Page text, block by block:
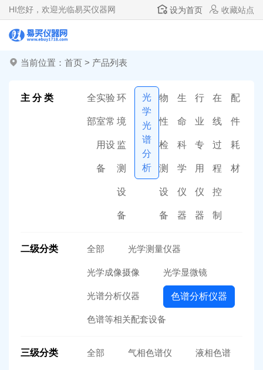
HI您好，欢迎光临易买仪器网 设为首页 收藏站点
当前位置： 首页 > 产品列表
主 分 类 全
部
实验
室常
用设
备
环
境
监
测
设
备
光
学
光
谱
分
析
物
性
检
测
设
备
生
命
科
学
仪
器
行
业
专
用
仪
器
在
线
过
程
控
制
配
件
耗
材
二级分类 全部 光学测量仪器
光学成像摄像 光学显微镜
光谱分析仪器 色谱分析仪器
色谱等相关配套设备
三级分类 全部 气相色谱仪 液相色谱